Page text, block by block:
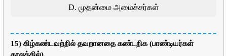
D. முதன்மை அமைச்சர்கள்
15) கிழ்கண்டவற்றில் தவறானதை கண்டறிக (பாண்டியர்கள்